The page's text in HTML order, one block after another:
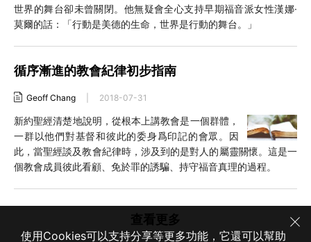
世界的舞台卻未曾關閉。他無疑會全心支持早期福音派女性漢娜·
莫爾的話：「行動是美德的生命，世界是行動的舞台。」
循序漸進的教會紀律初步指南
Geoff Chang 2018-07-31
新約聖經清楚地說明，從根本上講教會是一個群體，
一群以他們對基督和彼此的委身爲印記的會眾。因
此，當聖經談及教會紀律時，涉及到的是對人的屬靈關懷。這是一
個教會成員彼此看顧、免於罪的誘騙、持守福音真理的過程。
查看更多
使用Cookies可以支持分享等更多功能，它還可以幫助